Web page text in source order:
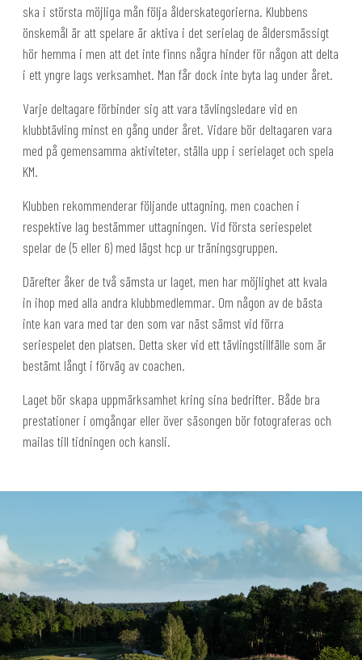
ska i största möjliga mån följa ålderskategorierna. Klubbens
önskemål är att spelare är aktiva i det serielag de åldersmässigt
hör hemma i men att det inte finns några hinder för någon att delta
i ett yngre lags verksamhet. Man får dock inte byta lag under året.
Varje deltagare förbinder sig att vara tävlingsledare vid en
klubbtävling minst en gång under året. Vidare bör deltagaren vara
med på gemensamma aktiviteter, ställa upp i serielaget och spela
KM.
Klubben rekommenderar följande uttagning, men coachen i
respektive lag bestämmer uttagningen. Vid första seriespelet
spelar de (5 eller 6) med lägst hcp ur träningsgruppen.
Därefter åker de två sämsta ur laget, men har möjlighet att kvala
in ihop med alla andra klubbmedlemmar. Om någon av de bästa
inte kan vara med tar den som var näst sämst vid förra
seriespelet den platsen. Detta sker vid ett tävlingstillfälle som är
bestämt långt i förväg av coachen.
Laget bör skapa uppmärksamhet kring sina bedrifter. Både bra
prestationer i omgångar eller över säsongen bör fotograferas och
mailas till tidningen och kansli.